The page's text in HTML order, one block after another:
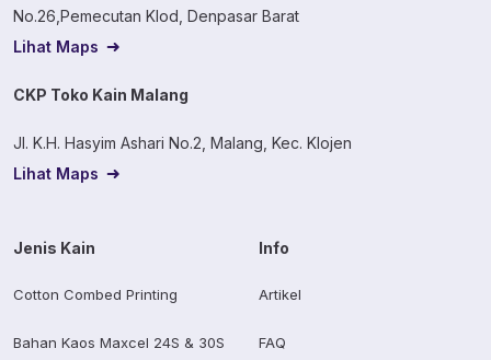
No.26,Pemecutan Klod, Denpasar Barat
Lihat Maps
CKP Toko Kain Malang
Jl. K.H. Hasyim Ashari No.2, Malang, Kec. Klojen
Lihat Maps
Jenis Kain
Cotton Combed Printing
Bahan Kaos Maxcel 24S & 30S
Info
Artikel
FAQ